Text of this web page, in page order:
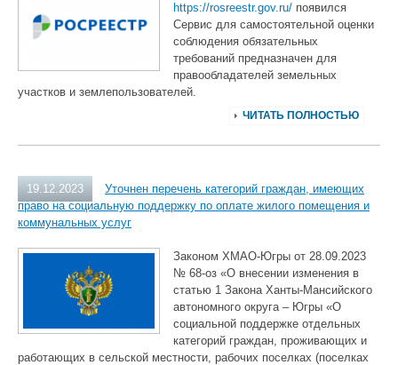
https://rosreestr.gov.ru/ появился
Сервис для самостоятельной оценки
соблюдения обязательных
требований предназначен для
правообладателей земельных
участков и землепользователей.
ЧИТАТЬ ПОЛНОСТЬЮ
19.12.2023
Уточнен перечень категорий граждан, имеющих
право на социальную поддержку по оплате жилого помещения и
коммунальных услуг
Законом ХМАО-Югры от 28.09.2023
№ 68-оз «О внесении изменения в
статью 1 Закона Ханты-Мансийского
автономного округа – Югры «О
социальной поддержке отдельных
категорий граждан, проживающих и
работающих в сельской местности, рабочих поселках (поселках